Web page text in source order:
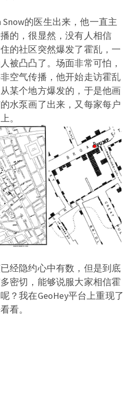
的医生出来，他一直主
的，很显然，没有人相信
的社区突然爆发了霍乱，一
被凸凸了。场面非常可怕，
空气传播，他开始走访霍乱
某个地方爆发的，于是他画
水泵画了出来，又每家每户
。
经隐约心中有数，但是到底
密切，能够说服大家相信霍
？我在GeoHey平台上重现了
看。